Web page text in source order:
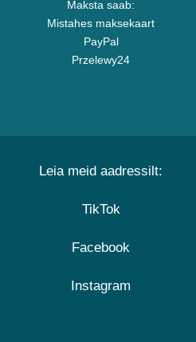
Maksta saab:
Mistahes maksekaart
PayPal
Przelewy24
Leia meid aadressilt:
TikTok
Facebook
Instagram